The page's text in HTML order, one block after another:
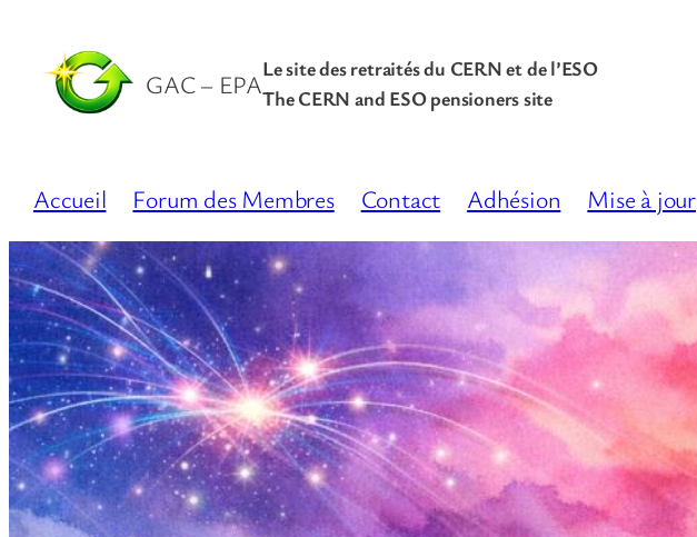
GAC – EPALe site des retraités du CERN et de l’ESO
The CERN and ESO pensioners site
Accueil Forum des Membres Contact Adhésion Mise à jour